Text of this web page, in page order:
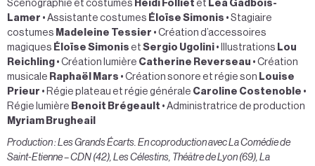
Scénographie et costumes Heidi Folliet et Léa Gadbois-
Lamer • Assistante costumes Éloïse Simonis • Stagiaire
costumes Madeleine Tessier • Création d’accessoires
magiques Éloïse Simonis et Sergio Ugolini • Illustrations Lou
Reichling • Création lumière Catherine Reverseau • Création
musicale Raphaël Mars • Création sonore et régie son Louise
Prieur • Régie plateau et régie générale Caroline Costenoble •
Régie lumière Benoit Brégeault • Administratrice de production
Myriam Brugheail
Production : Les Grands Écarts. En coproduction avec La Comédie de
Saint-Etienne – CDN (42), Les Célestins, Théâtre de Lyon (69), La